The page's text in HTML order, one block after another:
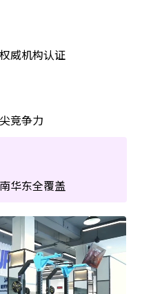
威机构认证
竞争力
华东全覆盖